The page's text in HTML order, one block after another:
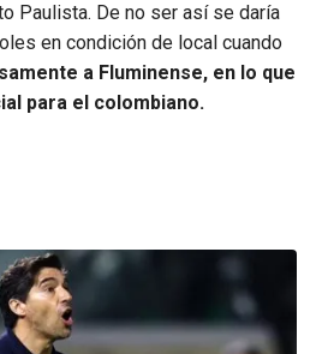
Paulista. De no ser así se daría
en condición de local cuando
a Fluminense, en lo que
para el colombiano.